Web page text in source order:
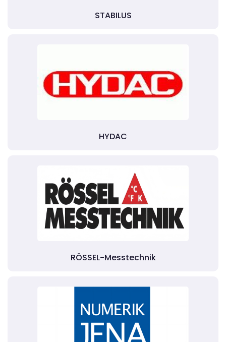
STABILUS
HYDAC
RÖSSEL-Messtechnik